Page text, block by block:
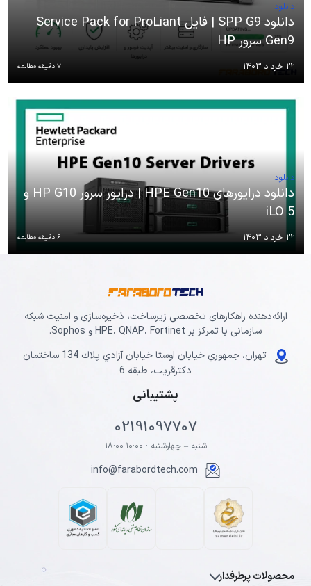
دانلود
دانلود SPP G9 | فایل Service Pack for ProLiant
Gen9 سرور HP
۲۲ خرداد ۱۴۰۳ 7 دقیقه مطالعه
دانلود
دانلود درایورهای HPE Gen10 | درایور سرور HP G10 و
iLO 5
۲۲ خرداد ۱۴۰۳ 6 دقیقه مطالعه
ارائه‌دهنده راهکارهای تخصصی زیرساخت، ذخیره‌سازی و امنیت شبکه
سازمانی با تمرکز بر HPE، QNAP، Fortinet و Sophos.
تهران، جمهوري خيابان اوستا خيابان آزادي پلاك 134 ساختمان
دكترقريب، طبقه 6
پشتیبانی
02191097707
شنبه – چهارشنبه : ۱۰:۰۰-۱۸:۰۰
info@farabordtech.com
محصولات پرطرفدار